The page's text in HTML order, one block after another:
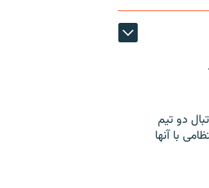
دو تیم
با آنها